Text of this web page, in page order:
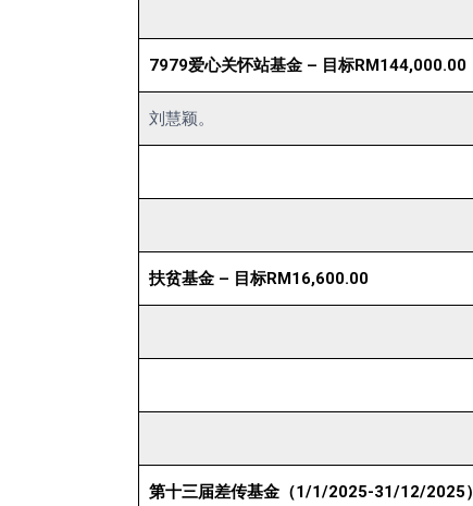
7979爱心关怀站基金 – 目标RM144,000.00
刘慧颖。
扶贫基金 – 目标RM16,600.00
第十三届差传基金（1/1/2025-31/12/2025）